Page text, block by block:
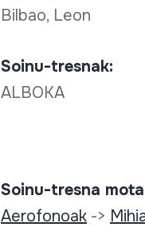
Bilbao, Leon
Soinu-tresnak:
ALBOKA
Soinu-tresna
Aerofonoak->